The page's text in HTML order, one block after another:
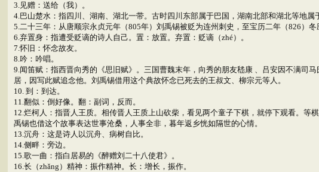
3.见赠：送给（我）。
4.巴山楚水：指四川、湖南、湖北一带。古时四川东部属于巴国，湖南北部和湖北等地
5.二十三年：从唐顺宗永贞元年（805年）刘禹锡被贬为连州刺史，至宝历二年（826）
6.弃置身：指遭受贬谪的诗人自己。置：放置。弃置：贬谪（zhé）。
7.怀旧：怀念故友。
8.吟：吟唱。
9.闻笛赋：指西晋向秀的《思旧赋》。三国曹魏末年，向秀的朋友嵇康 、吕安因不满司
居，因写此赋追念他。刘禹锡借用这个典故怀念已死去的王叔文、柳宗元等人。
10. 到：到达。
11.翻似：倒好像。翻：副词，反而。
12.烂柯人：指晋人王质。相传晋人王质上山砍柴，看见两个童子下棋，就停下观看。
禹锡也借这个故事表达世事沧桑，人事全非，暮年返乡恍如隔世的心情。
13.沉舟：这是诗人以沉舟、病树自比。
14.侧畔：旁边。
15.歌一曲：指白居易的《醉赠刘二十八使君》。
16.长（zhǎng）精神：振作精神。长：增长，振作。